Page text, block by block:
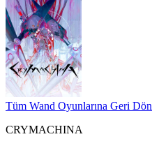
Tüm Wand Oyunlarına Geri Dön
CRYMACHINA